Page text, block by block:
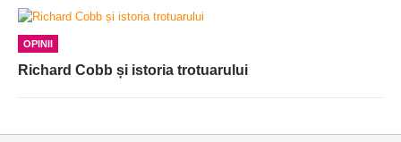
OPINII
Richard Cobb și istoria trotuarului